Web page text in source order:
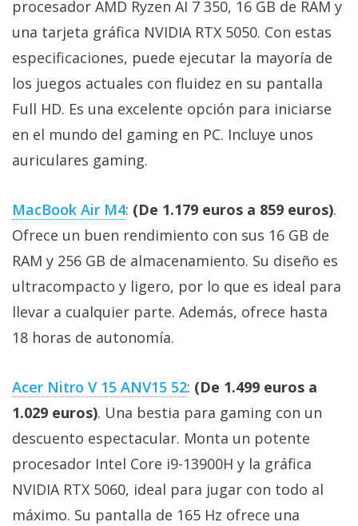
procesador AMD Ryzen AI 7 350, 16 GB de RAM y
una tarjeta gráfica NVIDIA RTX 5050. Con estas
especificaciones, puede ejecutar la mayoría de
los juegos actuales con fluidez en su pantalla
Full HD. Es una excelente opción para iniciarse
en el mundo del gaming en PC. Incluye unos
auriculares gaming.
MacBook Air M4: (De 1.179 euros a 859 euros).
Ofrece un buen rendimiento con sus 16 GB de
RAM y 256 GB de almacenamiento. Su diseño es
ultracompacto y ligero, por lo que es ideal para
llevar a cualquier parte. Además, ofrece hasta
18 horas de autonomía.
Acer Nitro V 15 ANV15 52: (De 1.499 euros a
1.029 euros). Una bestia para gaming con un
descuento espectacular. Monta un potente
procesador Intel Core i9-13900H y la gráfica
NVIDIA RTX 5060, ideal para jugar con todo al
máximo. Su pantalla de 165 Hz ofrece una